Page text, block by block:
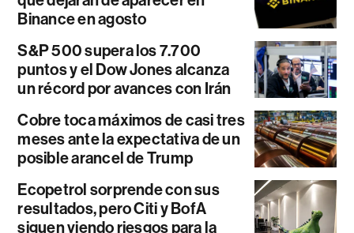
Binance en agosto
S&P 500 supera los 7.700
puntos y el Dow Jones alcanza
un récord por avances con Irán
Cobre toca máximos de casi tres
meses ante la expectativa de un
posible arancel de Trump
Ecopetrol sorprende con sus
resultados, pero Citi y BofA
siguen viendo riesgos para la